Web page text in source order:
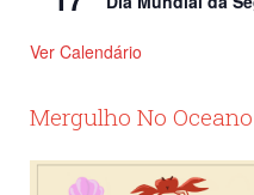
Ver Calendário
Mergulho No Oceano